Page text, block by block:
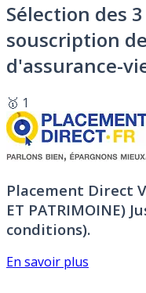
Sélection des
souscription
d'assurance-
🥇 1
Placement Direct
ET PATRIMOINE)
conditions).
En savoir plus